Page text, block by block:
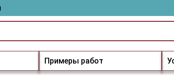
Примеры работ